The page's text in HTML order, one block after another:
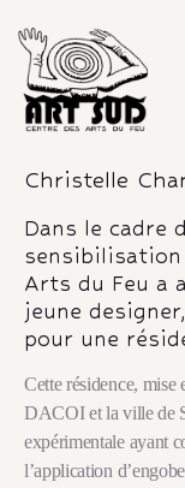
Christelle
Dans le cadre
sensibilisation
Arts du Feu a
jeune
pour une
Cette résidence, mise
DACOI et la ville de
expérimentale ayant
l’application